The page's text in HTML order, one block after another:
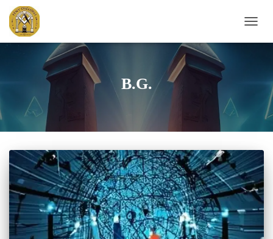
BE-/
B.G.